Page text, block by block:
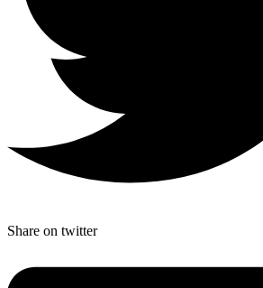
Share on twitter